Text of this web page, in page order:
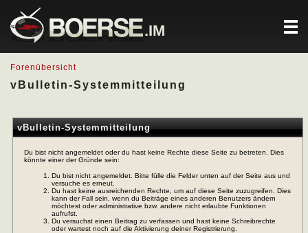
.IM
Forenübersicht
vBulletin-Systemmitteilung
vBulletin-Systemmitteilung
Du bist nicht angemeldet oder du hast keine Rechte diese Seite zu betreten. Dies
könnte einer der Gründe sein:
Du bist nicht angemeldet. Bitte fülle die Felder unten auf der Seite aus und
versuche es erneut.
Du hast keine ausreichenden Rechte, um auf diese Seite zuzugreifen. Dies
kann der Fall sein, wenn du Beiträge eines anderen Benutzers ändern
möchtest oder administrative bzw. andere nicht erlaubte Funktionen
aufrufst.
Du versuchst einen Beitrag zu verfassen und hast keine Schreibrechte
oder wartest noch auf die Aktivierung deiner Registrierung.